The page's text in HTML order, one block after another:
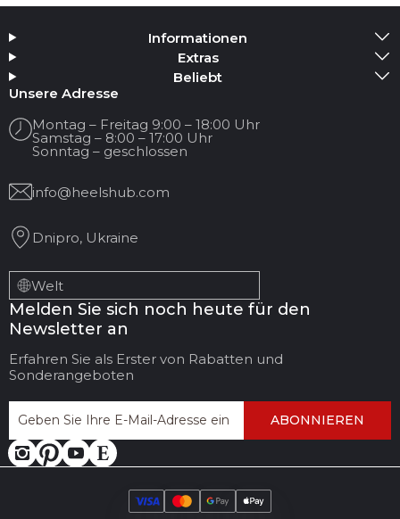
Informationen
Extras
Beliebt
Unsere Adresse
Montag – Freitag 9:00 – 18:00 Uhr
Samstag – 8:00 – 17:00 Uhr
Sonntag – geschlossen
info@heelshub.com
Dnipro, Ukraine
Welt
Melden Sie sich noch heute für den
Newsletter an
Erfahren Sie als Erster von Rabatten und
Sonderangeboten
ABONNIEREN